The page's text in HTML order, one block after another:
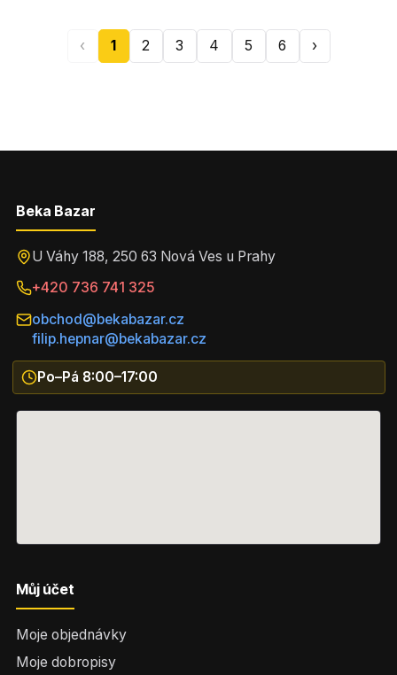
‹ 1 2 3 4 5 6 ›
Beka Bazar
U Váhy 188, 250 63 Nová Ves u Prahy
+420 736 741 325
obchod@bekabazar.cz
filip.hepnar@bekabazar.cz
Po–Pá 8:00–17:00
Můj účet
Moje objednávky
Moje dobropisy